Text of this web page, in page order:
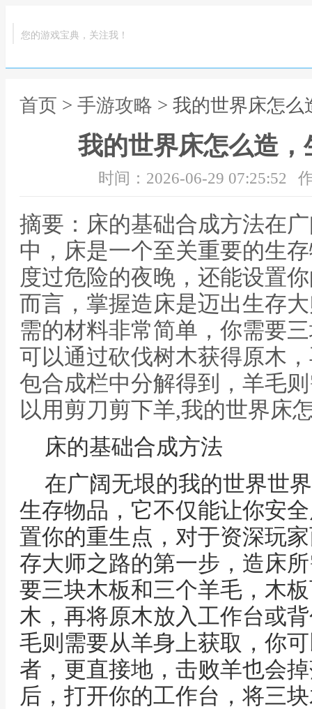
您的游戏宝典，关注我！
首页 > 手游攻略 > 我的世界床怎
我的世界床怎么造
时间：2026-06-29 07:25:52
摘要：床的基础合成方法在
中，床是一个至关重要的生
度过危险的夜晚，还能设置
而言，掌握造床是迈出生存
需的材料非常简单，你需要
可以通过砍伐树木获得原木
包合成栏中分解得到，羊毛
以用剪刀剪下羊,我的世界床
床的基础合成方法
在广阔无垠的我的世界世
生存物品，它不仅能让你安
置你的重生点，对于资深玩
存大师之路的第一步，造床
要三块木板和三个羊毛，木
木，再将原木放入工作台或
毛则需要从羊身上获取，你
者，更直接地，击败羊也会
后，打开你的工作台，将三